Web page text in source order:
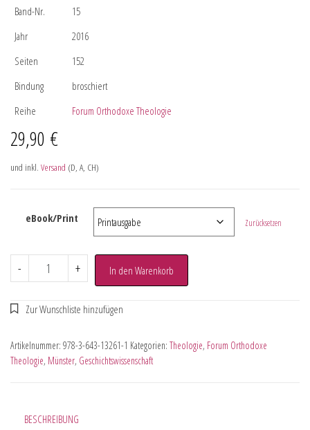
Band-Nr.
15
Jahr
2016
Seiten
152
Bindung
broschiert
Reihe
Forum Orthodoxe Theologie
29,90 €
und inkl. Versand (D, A, CH)
eBook/Print Zurücksetzen
- + In den Warenkorb
Artikelnummer: 978-3-643-13261-1 Kategorien: Theologie, Forum Orthodoxe
Theologie, Münster, Geschichtswissenschaft
BESCHREIBUNG